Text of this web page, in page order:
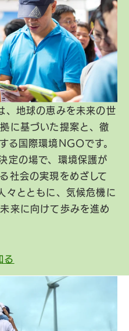
、地球の恵みを未来の世
に基づいた提案と、徹
る国際環境NGOです。
定の場で、環境保護が
社会の実現をめざして
々とともに、気候危機に
来に向けて歩みを進め
る